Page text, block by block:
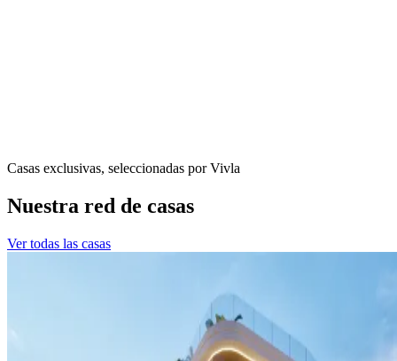
Casas exclusivas, seleccionadas por Vivla
Nuestra red de casas
Ver todas las casas